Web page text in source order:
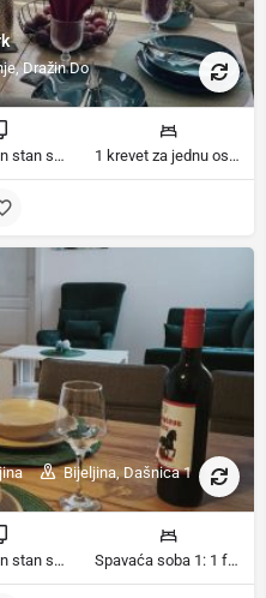
Dražin Do
Jednosoban stan sobe 1 krevet za jednu osobu ležaja
Bijeljina, Dašnica 1
Jednosoban stan sobe Spavaća soba 1: 1 francuski bračni krevet | Dnevni boravak: 1 kauč na razvlačenje ležaja